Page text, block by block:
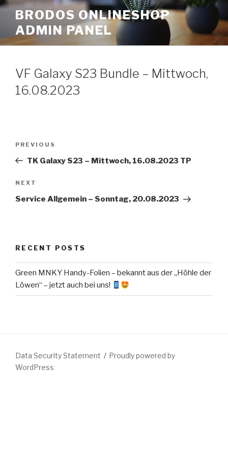
Skip
content
BRODOS ONLINESHOP
ADMIN PANEL
VF Galaxy S23 Bundle – Mittwoch,
16.08.2023
Previous
Post
PREVIOUS
TK Galaxy S23 – Mittwoch, 16.08.2023 TP
Next
Post
NEXT
Service Allgemein – Sonntag, 20.08.2023
RECENT POSTS
Green MNKY Handy-Folien – bekannt aus der „Höhle der
Löwen“ – jetzt auch bei uns!
Data Security Statement
Proudly powered by
WordPress